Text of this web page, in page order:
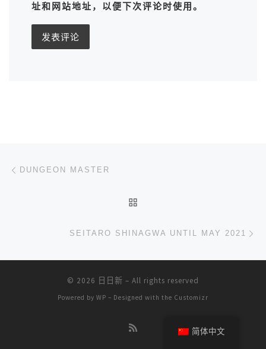
址和网站地址，以便下次评论时使用。
文章导航
DUNGEON MASTER
SEITARO SHINAGWA UNTIL MAY 2021
© 2026 日日新 – All rights reserved
Powered by WP – Designed with the Customizr
简体中文